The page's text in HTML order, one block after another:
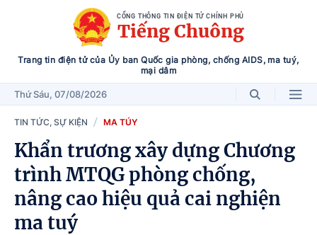
CỔNG THÔNG TIN ĐIỆN TỬ CHÍNH PHỦ
Tiếng Chuông
Trang tin điện tử của Ủy ban Quốc gia phòng, chống AIDS, ma tuý,
mại dâm
Thứ Sáu, 07/08/2026
TIN TỨC, SỰ KIỆN MA TÚY
Khẩn trương xây dựng Chương
trình MTQG phòng chống,
nâng cao hiệu quả cai nghiện
ma tuý